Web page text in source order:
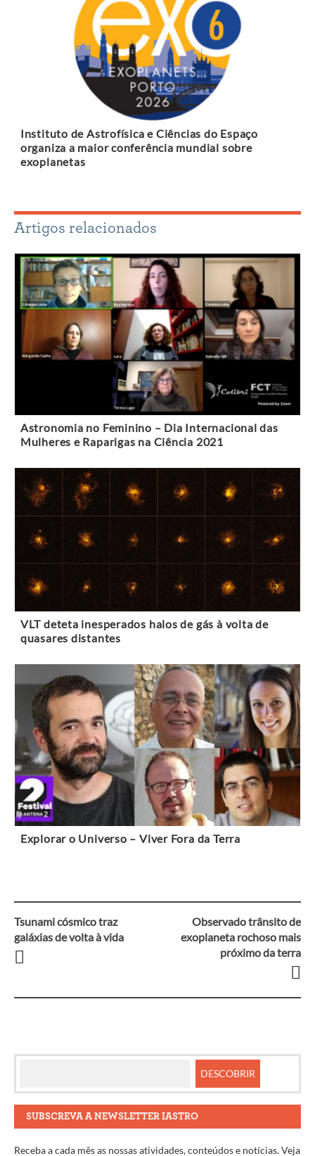
Instituto de Astrofísica e Ciências do Espaço
organiza a maior conferência mundial sobre
exoplanetas
Artigos relacionados
Astronomia no Feminino – Dia Internacional das
Mulheres e Raparigas na Ciência 2021
VLT deteta inesperados halos de gás à volta de
quasares distantes
Explorar o Universo – Viver Fora da Terra
Navegação
entre
Tsunami cósmico traz
galáxias de volta à vida
Observado trânsito de
exoplaneta rochoso mais
próximo da terra
SUBSCREVA A NEWSLETTER IASTRO
Receba a cada mês as nossas atividades, conteúdos e notícias. Veja